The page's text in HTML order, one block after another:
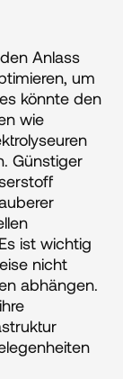
Anlass
um
könnte den
wie
Günstiger
ist wichtig
nicht
abhängen.